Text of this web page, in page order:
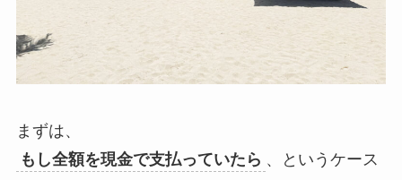
まずは、
もし全額を現金で支払っていたら 、というケース